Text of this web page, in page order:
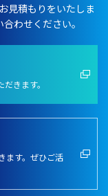
見積もりをいたしま
わせください。
きます。
ます。ぜひご活